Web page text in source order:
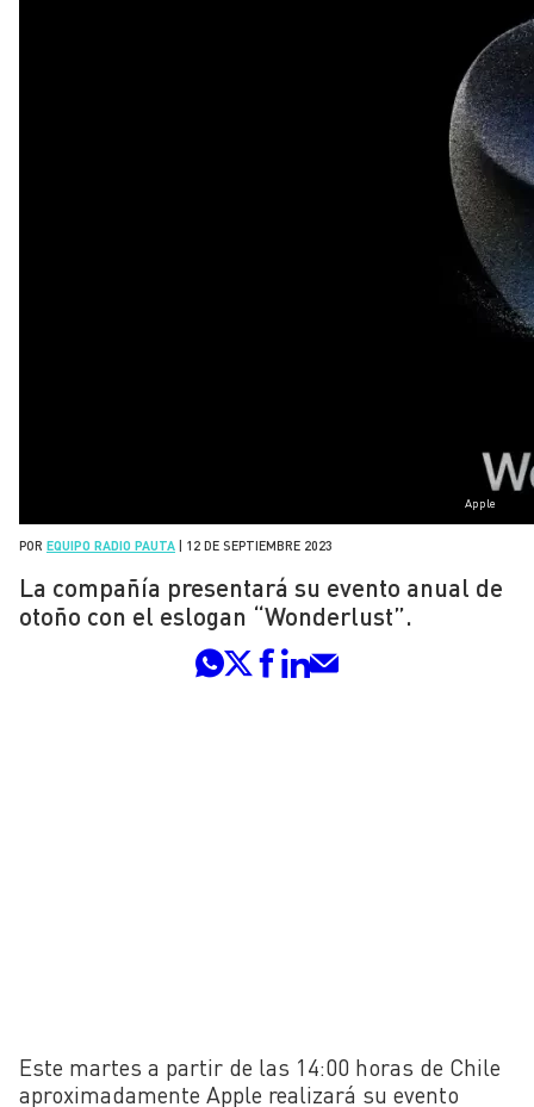
Apple
POR EQUIPO RADIO PAUTA | 12 DE SEPTIEMBRE 2023
La compañía presentará su evento anual de
otoño con el eslogan “Wonderlust”.
Este martes a partir de las 14:00 horas de Chile
aproximadamente Apple realizará su evento